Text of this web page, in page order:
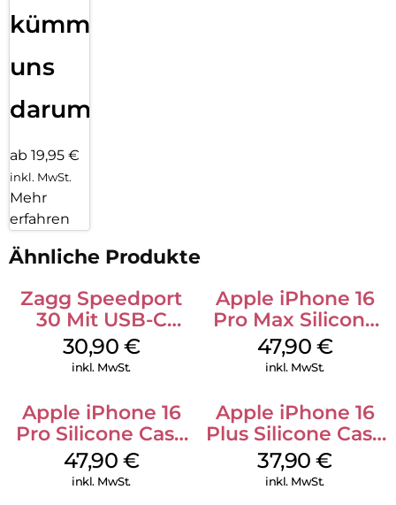
kümmern
uns
darum!
ab 19,95 €
inkl. MwSt.
Mehr
erfahren
Ähnliche Produkte
Zagg Speedport
30 Mit USB-C
Kabel Weiß
30,90 €
inkl. MwSt.
Apple iPhone 16
Pro Max Silicone
Case MagSafe
Black
47,90 €
inkl. MwSt.
Apple iPhone 16
Pro Silicone Case
MagSafe Denim
47,90 €
inkl. MwSt.
Apple iPhone 16
Plus Silicone Case
MagSafe Lake
Green
37,90€
inkl. MwSt.